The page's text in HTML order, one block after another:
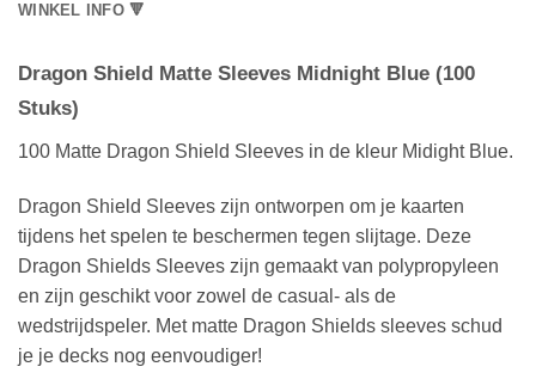
WINKEL INFO 🔻
Dragon Shield Matte Sleeves Midnight Blue (100
Stuks)
100 Matte Dragon Shield Sleeves in de kleur Midight Blue.
Dragon Shield Sleeves zijn ontworpen om je kaarten
tijdens het spelen te beschermen tegen slijtage. Deze
Dragon Shields Sleeves zijn gemaakt van polypropyleen
en zijn geschikt voor zowel de casual- als de
wedstrijdspeler. Met matte Dragon Shields sleeves schud
je je decks nog eenvoudiger!